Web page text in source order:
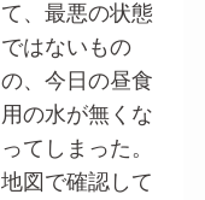
て、最悪の状態
ではないもの
の、今日の昼食
用の水が無くな
ってしまった。
地図で確認して